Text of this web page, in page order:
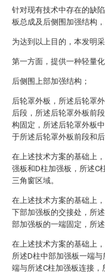
针对现有技术中存在的缺
板总成及后侧围加强结构
为达到以上目的，本发明
第一方面，提供一种轻量
后侧围上部加强结构；
后轮罩外板，所述后轮罩
后段，所述后轮罩外板前
构固定，所述后轮罩外板
于所述后轮罩外板前段和
在上述技术方案的基础上
强板和D柱加强板，所述C
三角窗区域。
在上述技术方案的基础上
下部加强板的交接处，所
部加强板的一端固定，所
在上述技术方案的基础上
所述D柱中部加强板一端
端与所述C柱加强板连接